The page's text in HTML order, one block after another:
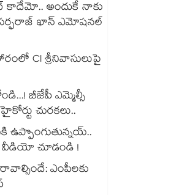
కాదేమో.. అందుకే నాకు
ఖాన్ ఎమోషనల్
CI శ్రీనివాసులుపై
బీజేపీ ఎమ్మెల్సీ
చురకలు..
ఉప్పొంగుతున్నయ్..
వీడియో చూడండి !
ఎంపీలకు